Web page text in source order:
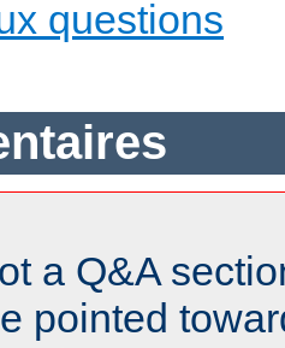
questions
a Q&A
pointed